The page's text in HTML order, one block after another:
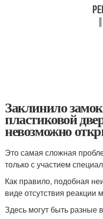
Заклинило
пластиковой
невозможно
Это самая сложная
только с участием
Как правило, подобная
виде отсутствия реакции
Здесь могут быть разные